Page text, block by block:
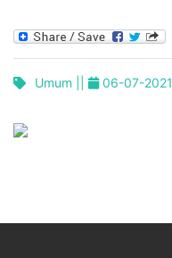
Umum || 06-07-2021